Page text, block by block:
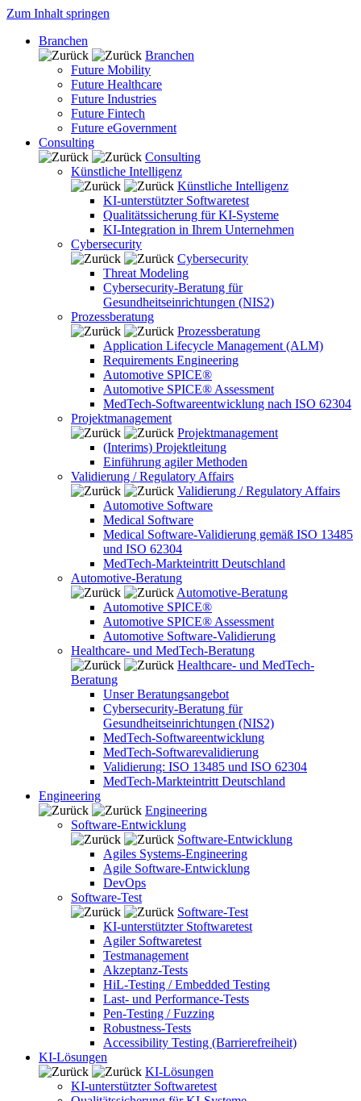
Zum Inhalt springen
Branchen
Branchen
Future Mobility
Future Healthcare
Future Industries
Future Fintech
Future eGovernment
Consulting
Consulting
Künstliche Intelligenz
Künstliche Intelligenz
KI-unterstützter Softwaretest
Qualitätssicherung für KI-Systeme
KI-Integration in Ihrem Unternehmen
Cybersecurity
Cybersecurity
Threat Modeling
Cybersecurity-Beratung für
Gesundheitseinrichtungen (NIS2)
Prozessberatung
Prozessberatung
Application Lifecycle Management (ALM)
Requirements Engineering
Automotive SPICE®
Automotive SPICE® Assessment
MedTech-Softwareentwicklung nach ISO 62304
Projektmanagement
Projektmanagement
(Interims) Projektleitung
Einführung agiler Methoden
Validierung / Regulatory Affairs
Validierung / Regulatory Affairs
Automotive Software
Medical Software
Medical Software-Validierung gemäß ISO 13485
und ISO 62304
MedTech-Markteintritt Deutschland
Automotive-Beratung
Automotive-Beratung
Automotive SPICE®
Automotive SPICE® Assessment
Automotive Software-Validierung
Healthcare- und MedTech-Beratung
Healthcare- und MedTech-
Beratung
Unser Beratungsangebot
Cybersecurity-Beratung für
Gesundheitseinrichtungen (NIS2)
MedTech-Softwareentwicklung
MedTech-Softwarevalidierung
Validierung: ISO 13485 und ISO 62304
MedTech-Markteintritt Deutschland
Engineering
Engineering
Software-Entwicklung
Software-Entwicklung
Agiles Systems-Engineering
Agile Software-Entwicklung
DevOps
Software-Test
Software-Test
KI-unterstützter Stoftwaretest
Agiler Softwaretest
Testmanagement
Akzeptanz-Tests
HiL-Testing / Embedded Testing
Last- und Performance-Tests
Pen-Testing / Fuzzing
Robustness-Tests
Accessibility Testing (Barrierefreiheit)
KI-Lösungen
KI-Lösungen
KI-unterstützter Softwaretest